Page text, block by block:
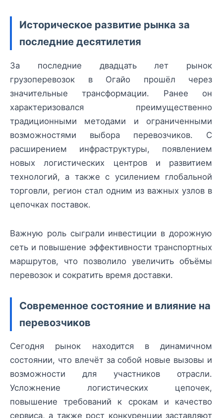
Историческое развитие рынка за
последние десятилетия
За последние двадцать лет рынок
грузоперевозок в Огайо прошёл через
значительные трансформации. Ранее он
характеризовался преимущественно
традиционными методами и ограниченными
возможностями выбора перевозчиков. С
расширением инфраструктуры, появлением
новых логистических центров и развитием
технологий, а также с усилением глобальной
торговли, регион стал одним из важных узлов в
цепочках поставок.
Важную роль сыграли инвестиции в дорожную
сеть и повышение эффективности транспортных
маршрутов, что позволило увеличить объёмы
перевозок и сократить время доставки.
Современное состояние и влияние на
перевозчиков
Сегодня рынок находится в динамичном
состоянии, что влечёт за собой новые вызовы и
возможности для участников отрасли.
Усложнение логистических цепочек,
повышение требований к срокам и качество
сервиса, а также рост конкуренции заставляют